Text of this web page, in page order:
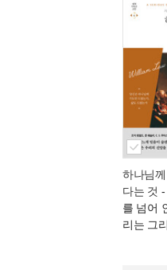
하나님
다는 것 -
를 넘어
리는 그